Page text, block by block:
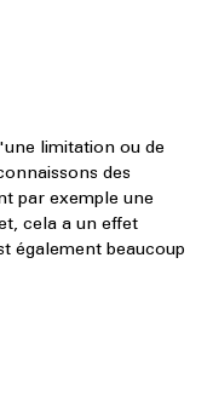
limitation ou de
des
par exemple une
cela a un effet
également beaucoup